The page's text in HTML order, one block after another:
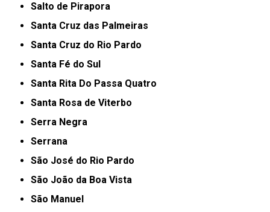
Salto de Pirapora
Santa Cruz das Palmeiras
Santa Cruz do Rio Pardo
Santa Fé do Sul
Santa Rita Do Passa Quatro
Santa Rosa de Viterbo
Serra Negra
Serrana
São José do Rio Pardo
São João da Boa Vista
São Manuel